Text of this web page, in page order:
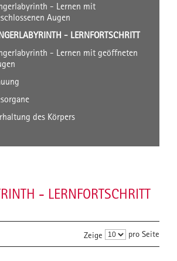
- Lernen mit
Augen
- LERNFORTSCHRITT
- Lernen mit geöffneten
des Körpers
- LERNFORTSCHRITT
Zeige pro Seite